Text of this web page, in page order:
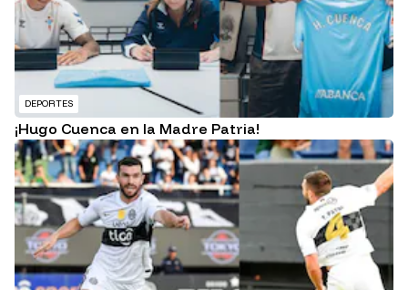
DEPORTES
¡Hugo Cuenca en la Madre Patria!